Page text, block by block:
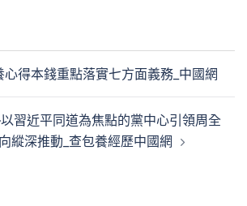
得本錢重點落實七方面義務_中國網
習近平同道為焦點的黨中心引領周全
縱深推動_查包養經歷中國網